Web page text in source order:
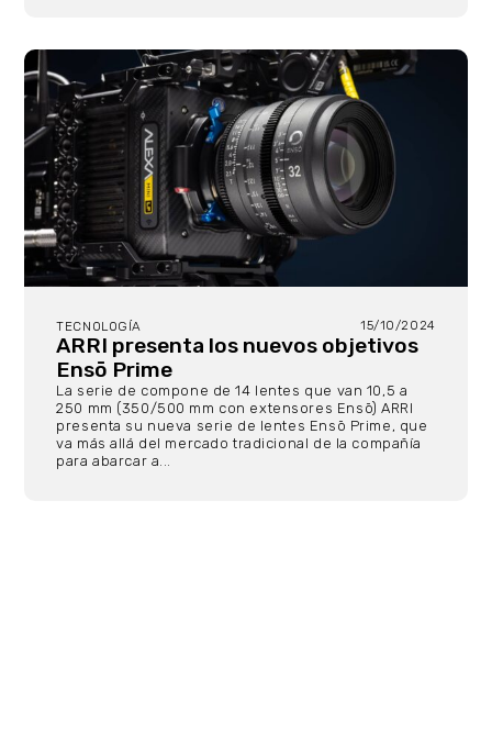
TECNOLOGÍA 15/10/2024
ARRI presenta los nuevos objetivos
Ensō Prime
La serie de compone de 14 lentes que van 10,5 a
250 mm (350/500 mm con extensores Ensō) ARRI
presenta su nueva serie de lentes Ensō Prime, que
va más allá del mercado tradicional de la compañía
para abarcar a...